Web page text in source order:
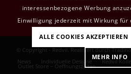
© Copyright - Redvil. Realisiert durchTradino
News
Individuelle Designe Redvil
Outlet Store – Oeffnungszeiten
interessenbezogene Werbung
Einwilligung jederzeit mit Wirkung
ALLE COOKIES AKZEPTIEREN
MEHR INFO